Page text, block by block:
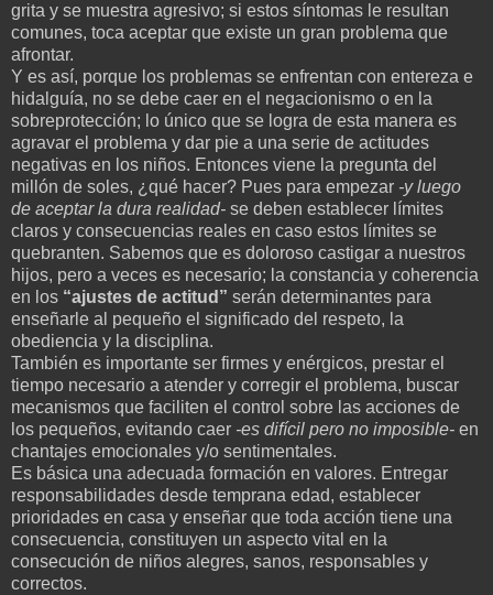
grita y se muestra agresivo; si estos síntomas le resultan
comunes, toca aceptar que existe un gran problema que
afrontar.
Y es así, porque los problemas se enfrentan con entereza e
hidalguía, no se debe caer en el negacionismo o en la
sobreprotección; lo único que se logra de esta manera es
agravar el problema y dar pie a una serie de actitudes
negativas en los niños. Entonces viene la pregunta del
millón de soles, ¿qué hacer? Pues para empezar -y luego
de aceptar la dura realidad- se deben establecer límites
claros y consecuencias reales en caso estos límites se
quebranten. Sabemos que es doloroso castigar a nuestros
hijos, pero a veces es necesario; la constancia y coherencia
en los “ajustes de actitud” serán determinantes para
enseñarle al pequeño el significado del respeto, la
obediencia y la disciplina.
También es importante ser firmes y enérgicos, prestar el
tiempo necesario a atender y corregir el problema, buscar
mecanismos que faciliten el control sobre las acciones de
los pequeños, evitando caer -es difícil pero no imposible- en
chantajes emocionales y/o sentimentales.
Es básica una adecuada formación en valores. Entregar
responsabilidades desde temprana edad, establecer
prioridades en casa y enseñar que toda acción tiene una
consecuencia, constituyen un aspecto vital en la
consecución de niños alegres, sanos, responsables y
correctos.